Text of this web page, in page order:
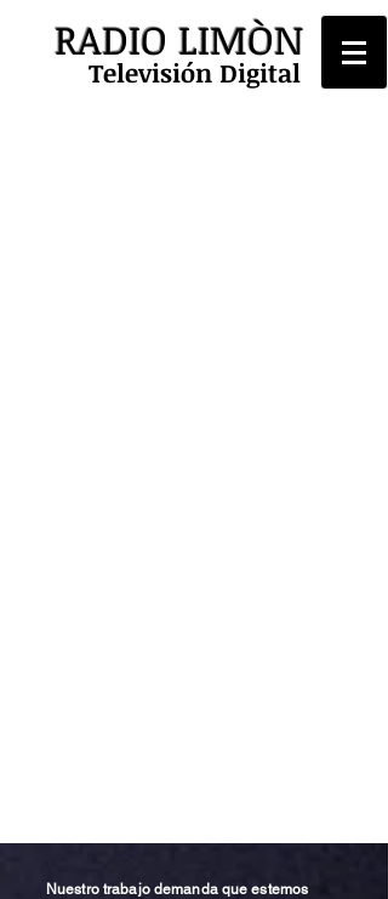
RADIO LIMÒN
Televisión Digital
Nuestro trabajo demanda que estemos